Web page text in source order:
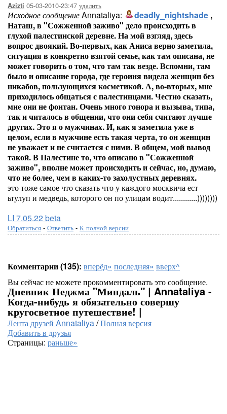
Azizti 05-03-2010-23:47 удалить
Исходное сообщениеAnnataliya: deadly_nightshade ,
Наташ, в "Сожженной заживо" дело происходить в
глухой палестинской деревне. На мой взгляд, здесь
вопрос двоякий. Во-первых, как Аниса верно заметила,
ситуация в конкретно взятой семье, как там описана, не
может говорить о том, что там так везде. Вспомни, там
было и описание города, где героиня видела женщин без
никабов, пользующихся косметикой. А, во-вторых, мне
приходилось общаться с палестинцами. Честно сказать,
мне они не фонтан. Очень много гонора и вызыва, типа,
так и читалось в общении, что они себя считают лучше
других. Это я о мужчинах. И, как я заметила уже в
целом, если в мужчине есть такая черта, то он женщин
не уважает и не считается с ними. В общем, мой вывод
такой. В Палестине то, что описано в "Сожженной
заживо", вполне может происходить и сейчас, но, думаю,
что не более, чем в каких-то захолустных деревнях.
это тоже самое что сказать что у каждого москвича ест
ьтулуп и медведь, которого он по улицам водит............))))))))
LI 7.05.22 beta
Обратиться - Ответить - К полной версии
Комментарии (135): вперёд» последняя» вверх^
Вы сейчас не можете прокомментировать это сообщение.
Дневник Неджма "Миндаль" | Annataliya -
Когда-нибудь я обязательно совершу
кругосветное путешествие! |
Лента друзей Annataliya/Полная версия
Добавить в друзья
Страницы: раньше»